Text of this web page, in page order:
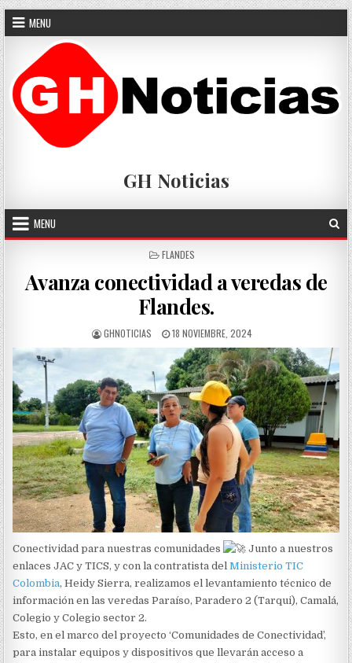
Skip
to
content
MENU
GH Noticias
MENU
POSTED
FLANDES
Avanza conectividad a veredas de
Flandes.
AUTHOR:
GHNOTICIAS
PUBLISHED
DATE:
18 NOVIEMBRE, 2024
Conectividad para nuestras comunidades
Junto a nuestros
enlaces JAC y TICS, y con la contratista delMinisterio TIC
Colombia, Heidy Sierra, realizamos el levantamiento técnico de
información en las veredas Paraíso, Paradero 2 (Tarqui), Camalá,
Colegio y Colegio sector 2.
Esto, en el marco del proyecto ‘Comunidades de Conectividad’,
para instalar equipos y dispositivos que llevarán acceso a